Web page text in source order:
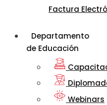
Factura
Departamento
de Educación
Webinars